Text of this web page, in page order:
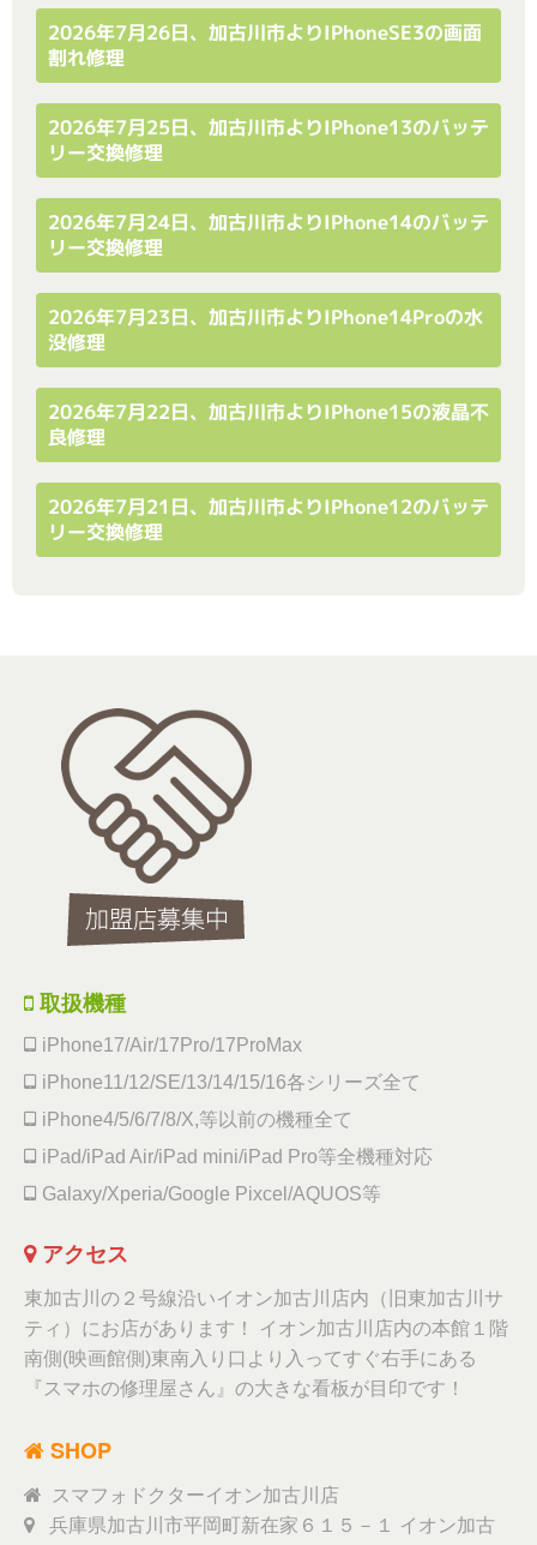
2026年7月26日、加古川市よりiPhoneSE3の画面
割れ修理
2026年7月25日、加古川市よりiPhone13のバッテ
リー交換修理
2026年7月24日、加古川市よりiPhone14のバッテ
リー交換修理
2026年7月23日、加古川市よりiPhone14Proの水
没修理
2026年7月22日、加古川市よりiPhone15の液晶不
良修理
2026年7月21日、加古川市よりiPhone12のバッテ
リー交換修理
取扱機種
iPhone17/Air/17Pro/17ProMax
iPhone11/12/SE/13/14/15/16各シリーズ全て
iPhone4/5/6/7/8/X,等以前の機種全て
iPad/iPad Air/iPad mini/iPad Pro等全機種対応
Galaxy/Xperia/Google Pixcel/AQUOS等
アクセス
東加古川の２号線沿いイオン加古川店内（旧東加古川サ
ティ）にお店があります！ イオン加古川店内の本館１階
南側(映画館側)東南入り口より入ってすぐ右手にある
『スマホの修理屋さん』の大きな看板が目印です！
SHOP
スマフォドクターイオン加古川店
兵庫県加古川市平岡町新在家６１５－１ イオン加古